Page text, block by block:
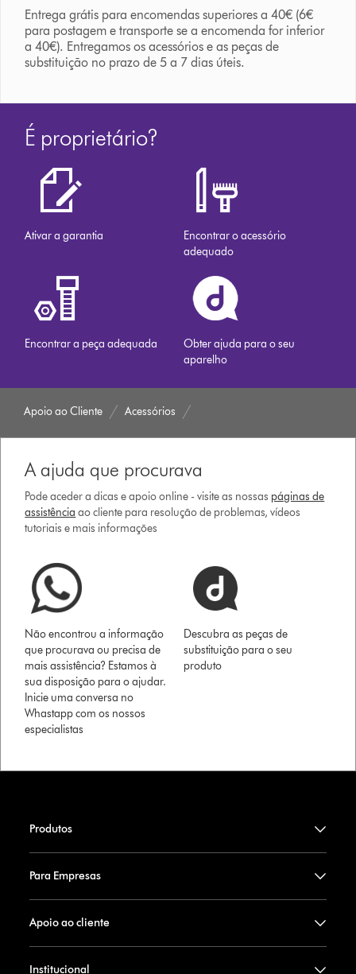
Entrega grátis para encomendas superiores a 40€ (6€
para postagem e transporte se a encomenda for inferior
a 40€). Entregamos os acessórios e as peças de
substituição no prazo de 5 a 7 dias úteis.
É proprietário?
Ativar a garantia
Encontrar o acessório
adequado
Encontrar a peça adequada
Obter ajuda para o seu
aparelho
Apoio ao Cliente Acessórios
A ajuda que procurava
Pode aceder a dicas e apoio online - visite as nossas páginas de
assistência ao cliente para resolução de problemas, vídeos
tutoriais e mais informações
Não encontrou a informação
que procurava ou precisa de
mais assistência? Estamos à
sua disposição para o ajudar.
Inicie uma conversa no
Whastapp com os nossos
especialistas
Descubra as peças de
substituição para o seu
produto
Produtos
Para Empresas
Apoio ao cliente
Institucional